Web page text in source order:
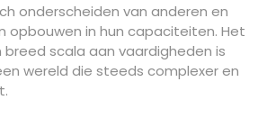
onderscheiden van anderen en
opbouwen in hun capaciteiten. Het
breed scala aan vaardigheden is
wereld die steeds complexer en